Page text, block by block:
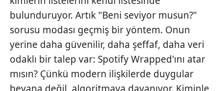
bulunduruyor. Artık "Beni seviyor musun?"
sorusu modası geçmiş bir yöntem. Onun
yerine daha güvenilir, daha şeffaf, daha veri
odaklı bir talep var: Spotify Wrapped'ını atar
mısın? Çünkü modern ilişkilerde duygular